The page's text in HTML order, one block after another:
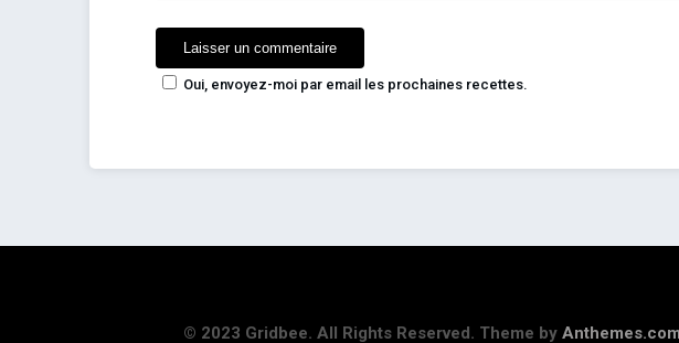
Oui, envoyez-moi par email les prochaines recettes.
© 2023 Gridbee. All Rights Reserved. Theme by Anthemes.com